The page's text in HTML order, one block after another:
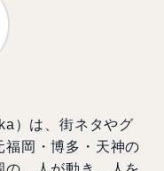
）は、街ネタやグ
福岡・博多・天神の